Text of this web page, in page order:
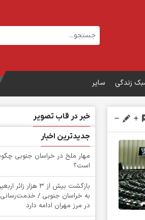
زندگی سایر
خبر در قاب تصویر
جدیدترین اخبار
‌مهار ملخ در خراسان جنوبی
است؟
بازگشت بیش از ۳ هزار
به خراسان جنوبی / خدمت‌رسانی
در مرز مهران ادامه دارد